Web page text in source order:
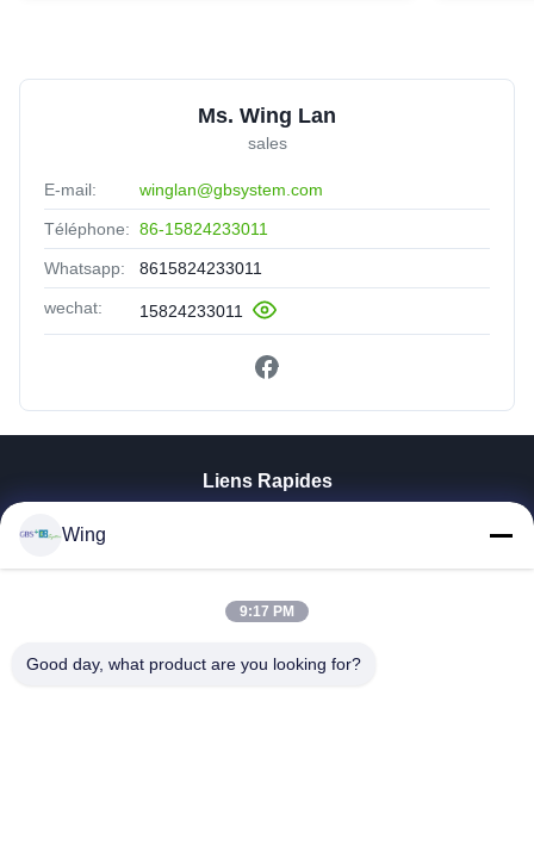
Ms. Wing Lan
sales
E-mail: winglan@gbsystem.com
Téléphone: 86-15824233011
Whatsapp: 8615824233011
wechat: 15824233011
Liens Rapides
Le Spectacle VR
Visite De L'usine
Wing
9:17 PM
Good day, what product are you looking for?